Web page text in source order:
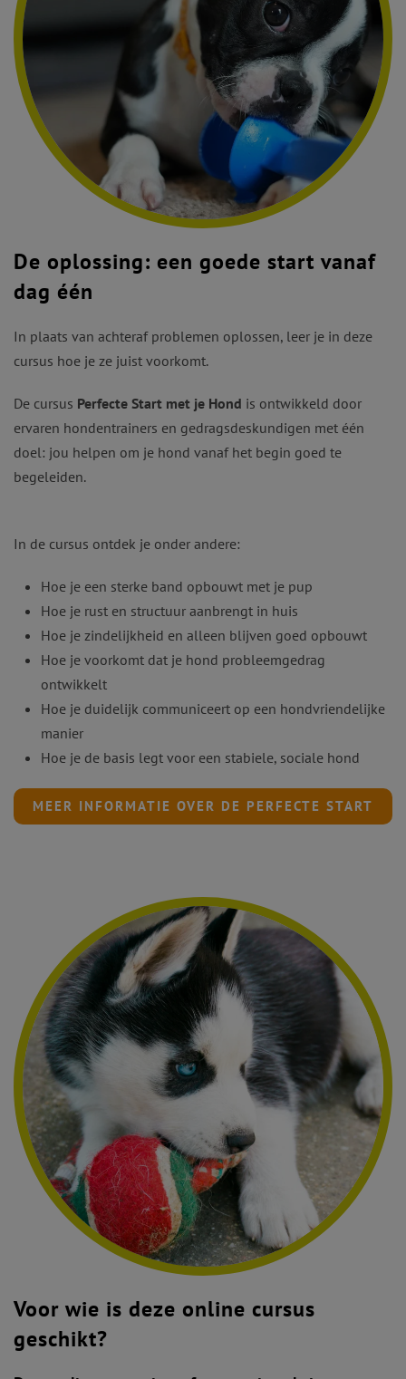
De oplossing: een goede start vanaf
dag één
In plaats van achteraf problemen oplossen, leer je in deze
cursus hoe je ze juist voorkomt.
De cursus Perfecte Start met je Hond is ontwikkeld door
ervaren hondentrainers en gedragsdeskundigen met één
doel: jou helpen om je hond vanaf het begin goed te
begeleiden.
In de cursus ontdek je onder andere:
Hoe je een sterke band opbouwt met je pup
Hoe je rust en structuur aanbrengt in huis
Hoe je zindelijkheid en alleen blijven goed opbouwt
Hoe je voorkomt dat je hond probleemgedrag
ontwikkelt
Hoe je duidelijk communiceert op een hondvriendelijke
manier
Hoe je de basis legt voor een stabiele, sociale hond
MEER INFORMATIE OVER DE PERFECTE START
Voor wie is deze online cursus
geschikt?